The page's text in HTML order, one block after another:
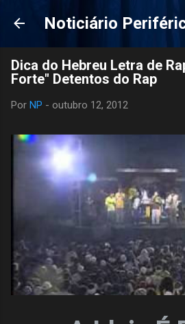
Pular para o conteúdo
Noticiário
Dica do Hebreu Letra de
Forte" Detentos do Rap
Por NP - outubro 12, 2012